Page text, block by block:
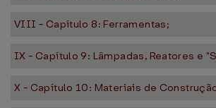
VIII - Capítulo 8: Ferramentas;
IX - Capítulo 9: Lâmpadas, Reatores e
X - Capítulo 10: Materiais de